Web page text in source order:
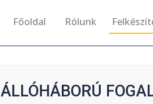
Főoldal Rólunk
ÁLLÓHÁBORÚ